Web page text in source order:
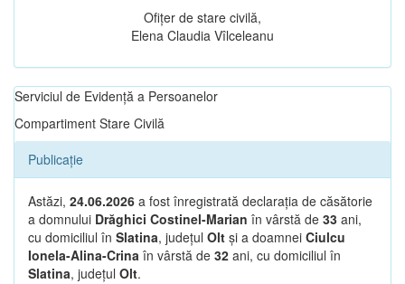
Ofițer de stare civilă,
Elena Claudia Vîlceleanu
Serviciul de Evidență a Persoanelor
Compartiment Stare Civilă
Publicație
Astăzi, 24.06.2026 a fost înregistrată declarația de căsătorie
a domnului Drăghici Costinel-Marian în vârstă de 33 ani,
cu domiciliul în Slatina, județul Olt și a doamnei Ciulcu
Ionela-Alina-Crina în vârstă de 32 ani, cu domiciliul în
Slatina, județul Olt.